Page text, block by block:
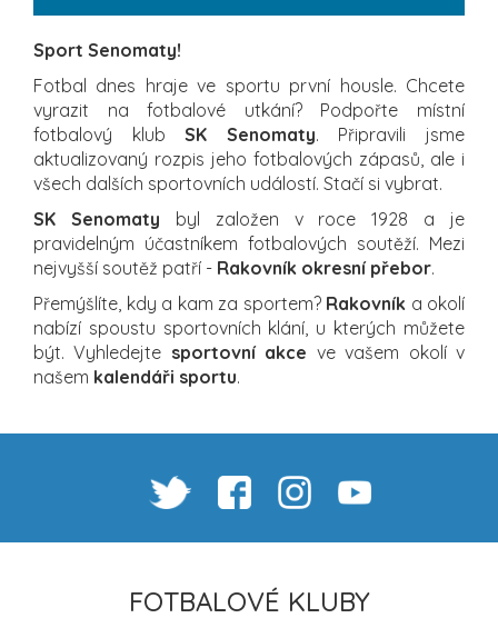
Sport Senomaty!
Fotbal dnes hraje ve sportu první housle. Chcete
vyrazit na fotbalové utkání? Podpořte místní
fotbalový klubSK Senomaty. Připravili jsme
aktualizovaný rozpis jeho fotbalových zápasů, ale i
všech dalších sportovních událostí. Stačí si vybrat.
SK Senomaty byl založen v roce 1928 a je
pravidelným účastníkem fotbalových soutěží. Mezi
nejvyšší soutěž patří - Rakovník okresní přebor.
Přemýšlíte, kdy a kam za sportem? Rakovník a okolí
nabízí spoustu sportovních klání, u kterých můžete
být. Vyhledejte sportovní akce ve vašem okolí v
našem kalendáři sportu.
FOTBALOVÉ KLUBY